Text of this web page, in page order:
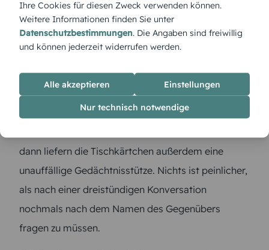
Seite an Seite gemütlich machen.
3. Namenskärtchen regen die Gespräche
Bereits bei der Suche nach dem eigenen Sitzplatz
entstehen oft spannende Unterhaltungen. Sind die
dann liefern die Tischkärtchen außerdem eine
unauffällige Gedächtnisstütze. Nichts ist peinlicher,
als nach einer dreistündigen Konversation
nochmals nach dem Namen des Gegenübers
fragen zu müssen.
Ihre Cookies für diesen Zweck verwenden können.
Weitere Informationen finden Sie unter
Datenschutzbestimmungen. Die Angaben sind freiwillig
und können jederzeit widerrufen werden.
Alle akzeptieren Einstellungen
Nur technisch notwendige